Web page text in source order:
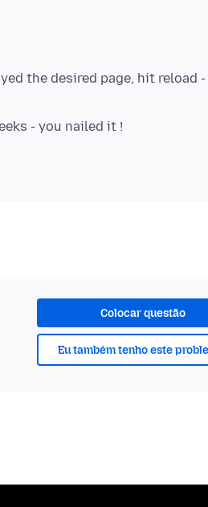
the desired page, hit reload -
- you nailed it !
Colocar questão
Eu também tenho este